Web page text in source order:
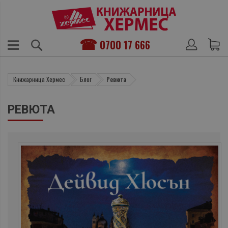
0700 17 666
Книжарница Хермес Блог Ревюта
РЕВЮТА